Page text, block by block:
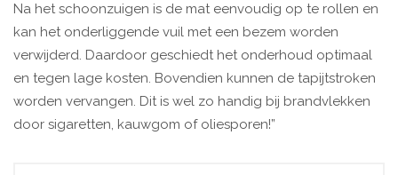
Na het schoonzuigen is de mat eenvoudig op te rollen en
kan het onderliggende vuil met een bezem worden
verwijderd. Daardoor geschiedt het onderhoud optimaal
en tegen lage kosten. Bovendien kunnen de tapijtstroken
worden vervangen. Dit is wel zo handig bij brandvlekken
door sigaretten, kauwgom of oliesporen!”